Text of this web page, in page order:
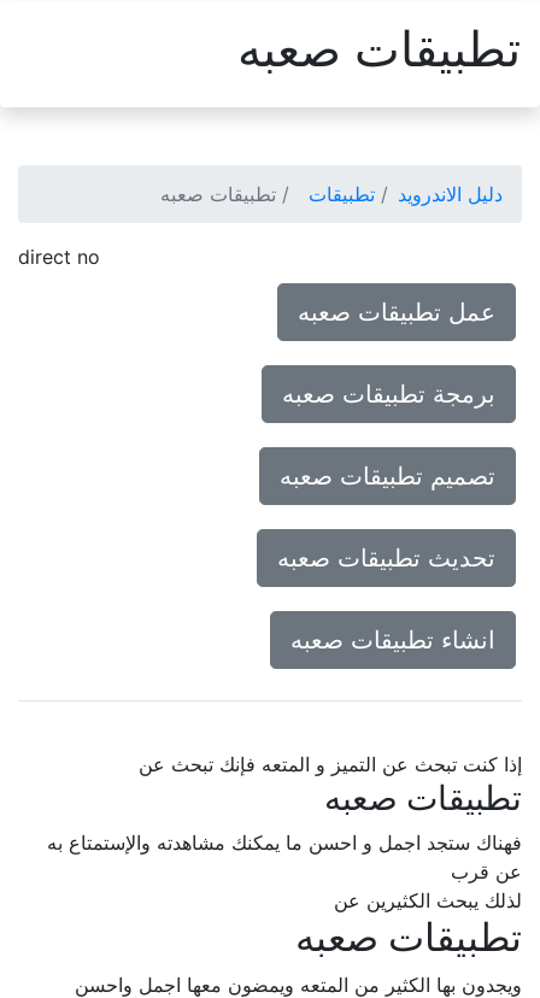
تطبيقات صعبه
دليل الاندرويد تطبيقات تطبيقات صعبه
direct no
عمل تطبيقات صعبه
برمجة تطبيقات صعبه
تصميم تطبيقات صعبه
تحديث تطبيقات صعبه
انشاء تطبيقات صعبه
إذا كنت تبحث عن التميز و المتعه فإنك تبحث عن
تطبيقات صعبه
فهناك ستجد اجمل و احسن ما يمكنك مشاهدته والإستمتاع به
عن قرب
لذلك يبحث الكثيرين عن
تطبيقات صعبه
ويجدون بها الكثير من المتعه ويمضون معها اجمل واحسن